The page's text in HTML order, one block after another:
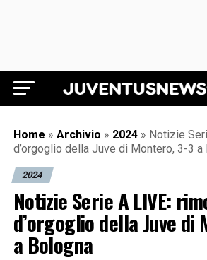
Juventus News
Home » Archivio » 2024 » Notizie
d’orgoglio della Juve di Montero, 3-3 a
2024
Notizie Serie A LIVE:
d’orgoglio della Juve di
a Bologna